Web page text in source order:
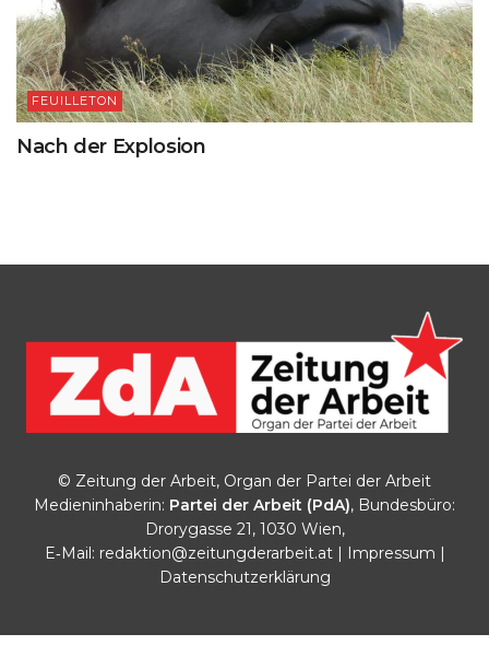
FEUILLETON
Nach der Explosion
© Zeitung der Arbeit, Organ der Partei der Arbeit
Medieninhaberin: Partei der Arbeit (PdA), Bundesbüro:
Drorygasse 21, 1030 Wien,
E‑Mail: redaktion@zeitungderarbeit.at| Impressum |
Datenschutzerklärung